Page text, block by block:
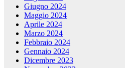
Giugno 2024
Maggio 2024
Aprile 2024
Marzo 2024
Febbraio 2024
Gennaio 2024
Dicembre 2023